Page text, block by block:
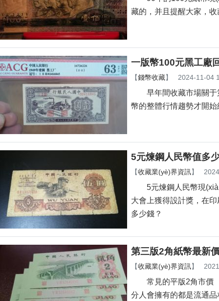
藏的，并且提醒大家
一版幣100元黑工廠
【錢幣收藏】 2024-11-04
早年間收藏市場關于
幣的整體行情趨勢才開始
5元煉鋼人民幣值多
【收藏業(yè)界資訊】
5元煉鋼人民幣現(xiàn)
大會上獲得設計獎，
多少錢？
第三版2角紙幣最新
【收藏業(yè)界資訊】
常見的平版2角市價 平
分人會擁有的都是流通品